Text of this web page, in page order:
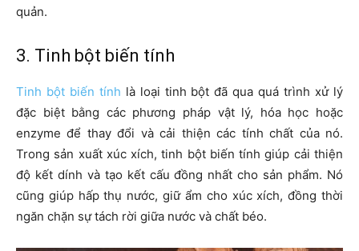
quản.
3. Tinh bột biến tính
Tinh bột biến tính là loại tinh bột đã qua quá trình xử lý
đặc biệt bằng các phương pháp vật lý, hóa học hoặc
enzyme để thay đổi và cải thiện các tính chất của nó.
Trong sản xuất xúc xích, tinh bột biến tính giúp cải thiện
độ kết dính và tạo kết cấu đồng nhất cho sản phẩm. Nó
cũng giúp hấp thụ nước, giữ ẩm cho xúc xích, đồng thời
ngăn chặn sự tách rời giữa nước và chất béo.